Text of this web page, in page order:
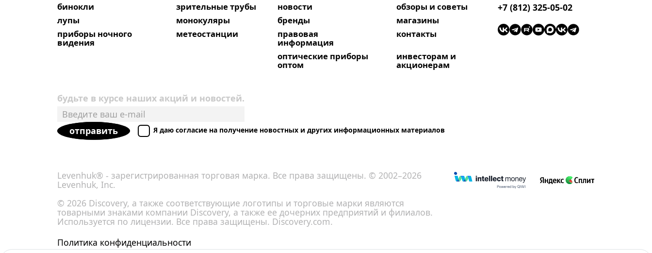
бинокли
зрительные трубы
лупы
монокуляры
приборы ночного
видения
метеостанции
новости
обзоры и советы
бренды
магазины
правовая
информация
контакты
оптические приборы
оптом
инвесторам и
акционерам
+7 (812) 325-05-02
будьте в курсе наших акций и новостей.
отправить Я даю согласие на получение новостных и других информационных материалов
Levenhuk® - зарегистрированная торговая марка. Все права защищены. © 2002–2026
Levenhuk, Inc.
© 2026 Discovery, а также соответствующие логотипы и торговые марки являются
товарными знаками компании Discovery, а также ее дочерних предприятий и филиалов.
Используется по лицензии. Все права защищены. Discovery.com.
Политика конфиденциальности